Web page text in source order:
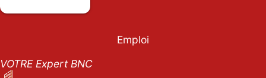
Emploi
VOTRE Expert BNC